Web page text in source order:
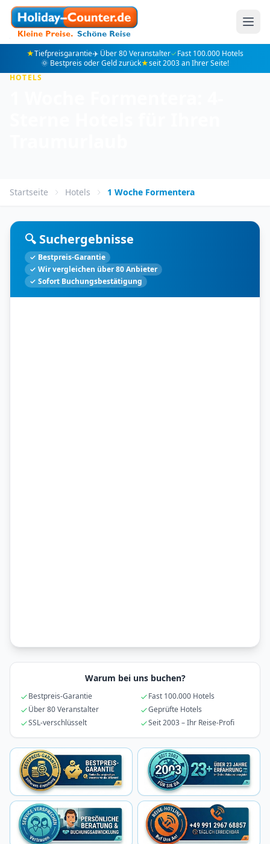
★Tiefpreisgarantie✈️ Über 80 Veranstalter✓Fast 100.000 Hotels
🌞 Bestpreis oder Geld zurück★seit 2003 an Ihrer Seite!
HOTELS
Startseite Hotels 1 Woche Formentera
🔍 Suchergebnisse
✓ Bestpreis-Garantie
✓ Wir vergleichen über 80 Anbieter
✓ Sofort Buchungsbestätigung
Warum bei uns buchen?
Bestpreis-Garantie
Fast 100.000 Hotels
Über 80 Veranstalter
Geprüfte Hotels
SSL-verschlüsselt
Seit 2003 – Ihr Reise-Profi